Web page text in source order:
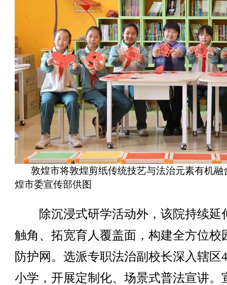
敦煌市将敦煌剪纸传统技艺与法治元素有机融
煌市委宣传部供图
除沉浸式研学活动外，该院持续延
触角、拓宽育人覆盖面，构建全方位校
防护网。选派专职法治副校长深入辖区
小学，开展定制化、场景式普法宣讲。